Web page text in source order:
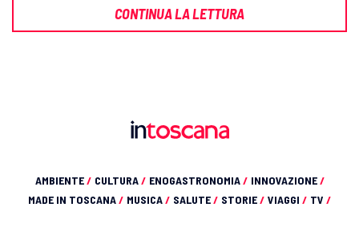
CONTINUA LA LETTURA
AMBIENTE/ CULTURA/ ENOGASTRONOMIA/ INNOVAZIONE/
MADE IN TOSCANA/ MUSICA/ SALUTE/ STORIE/ VIAGGI / TV /